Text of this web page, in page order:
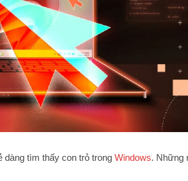
dàng tìm thấy con trỏ trong Windows. Những